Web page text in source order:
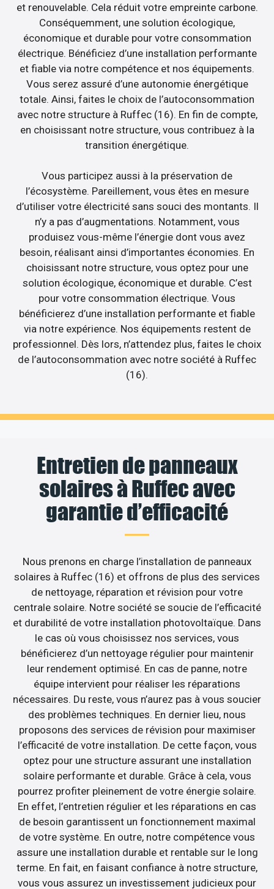
et renouvelable. Cela réduit votre empreinte carbone.
Conséquemment, une solution écologique,
économique et durable pour votre consommation
électrique. Bénéficiez d’une installation performante
et fiable via notre compétence et nos équipements.
Vous serez assuré d’une autonomie énergétique
totale. Ainsi, faites le choix de l’autoconsommation
avec notre structure à Ruffec (16). En fin de compte,
en choisissant notre structure, vous contribuez à la
transition énergétique.
Vous participez aussi à la préservation de
l’écosystème. Pareillement, vous êtes en mesure
d’utiliser votre électricité sans souci des montants. Il
n’y a pas d’augmentations. Notamment, vous
produisez vous-même l’énergie dont vous avez
besoin, réalisant ainsi d’importantes économies. En
choisissant notre structure, vous optez pour une
solution écologique, économique et durable. C’est
pour votre consommation électrique. Vous
bénéficierez d’une installation performante et fiable
via notre expérience. Nos équipements restent de
professionnel. Dès lors, n’attendez plus, faites le choix
de l’autoconsommation avec notre société à Ruffec
(16).
Entretien de panneaux
solaires à Ruffec avec
garantie d’efficacité
Nous prenons en charge l’installation de panneaux
solaires à Ruffec (16) et offrons de plus des services
de nettoyage, réparation et révision pour votre
centrale solaire. Notre société se soucie de l’efficacité
et durabilité de votre installation photovoltaïque. Dans
le cas où vous choisissez nos services, vous
bénéficierez d’un nettoyage régulier pour maintenir
leur rendement optimisé. En cas de panne, notre
équipe intervient pour réaliser les réparations
nécessaires. Du reste, vous n’aurez pas à vous soucier
des problèmes techniques. En dernier lieu, nous
proposons des services de révision pour maximiser
l’efficacité de votre installation. De cette façon, vous
optez pour une structure assurant une installation
solaire performante et durable. Grâce à cela, vous
pourrez profiter pleinement de votre énergie solaire.
En effet, l’entretien régulier et les réparations en cas
de besoin garantissent un fonctionnement maximal
de votre système. En outre, notre compétence vous
assure une installation durable et rentable sur le long
terme. En fait, en faisant confiance à notre structure,
vous vous assurez un investissement judicieux pour